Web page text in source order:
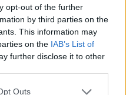
opt-out of the further
by third parties on the
This information may
on the IAB’s List of
further disclose it to other
Outs
wat
waarom brandt